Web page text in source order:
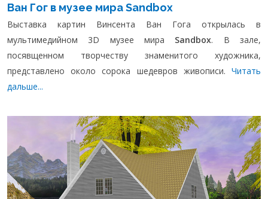
Ван Гог в музее мира Sandbox
Выставка картин Винсента Ван Гога открылась в
мультимедийном 3D музее мира Sandbox. В зале,
посявщенном творчеству знаменитого художника,
представлено около сорока шедевров живописи. Читать
дальше...